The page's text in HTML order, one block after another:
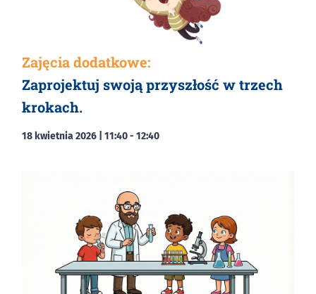
Zajęcia dodatkowe:
Zaprojektuj swoją przyszłość w trzech
krokach.
18 kwietnia 2026 | 11:40- 12:40